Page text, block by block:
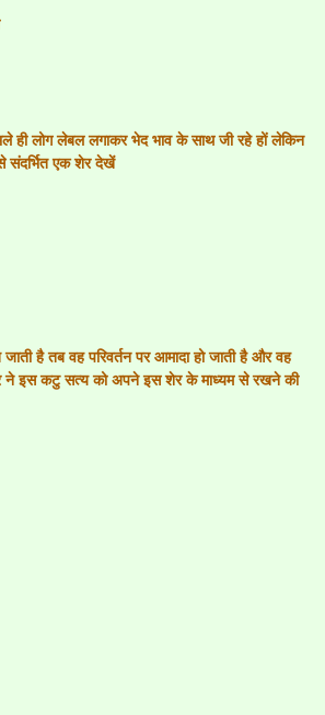
ही लोग लेबल लगाकर भेद भाव के साथ जी रहे हों लेकिन
संदर्भित एक शेर देखें
है तब वह परिवर्तन पर आमादा हो जाती है और वह
इस कटु सत्य को अपने इस शेर के माध्यम से रखने की